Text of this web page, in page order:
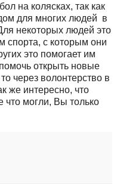
на колясках, так как
для многих людей в
некоторых людей это
спорта, с которым они
это помогает им
открыть новые
через волонтерство в
же интересно, что
что могли, Вы только